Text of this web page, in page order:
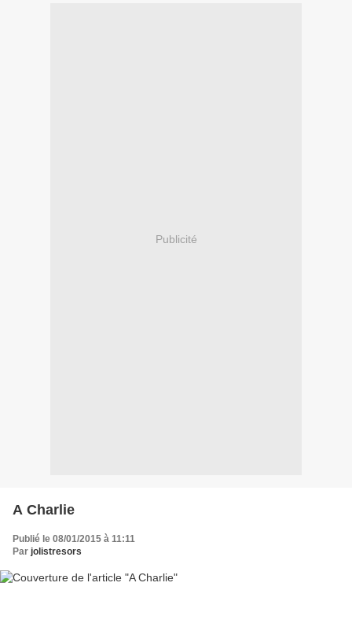
Publicité
A Charlie
Publié le 08/01/2015 à 11:11
Par jolistresors